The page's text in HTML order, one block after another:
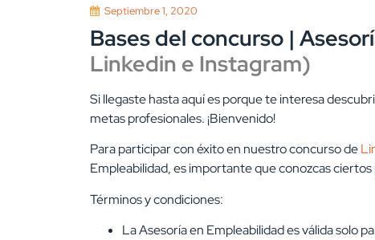
Septiembre 1, 2020
Bases del concurso |
Linkedin e Instagram)
Si llegaste hasta aquí es porque te interesa
metas profesionales. ¡Bienvenido!
Para participar con éxito en nuestro concurso de
Empleabilidad, es importante que conozcas
Términos y condiciones:
La Asesoría en Empleabilidad esválida solo